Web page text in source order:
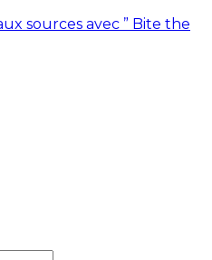
sources avec ” Bite the